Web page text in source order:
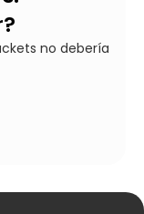
no debería